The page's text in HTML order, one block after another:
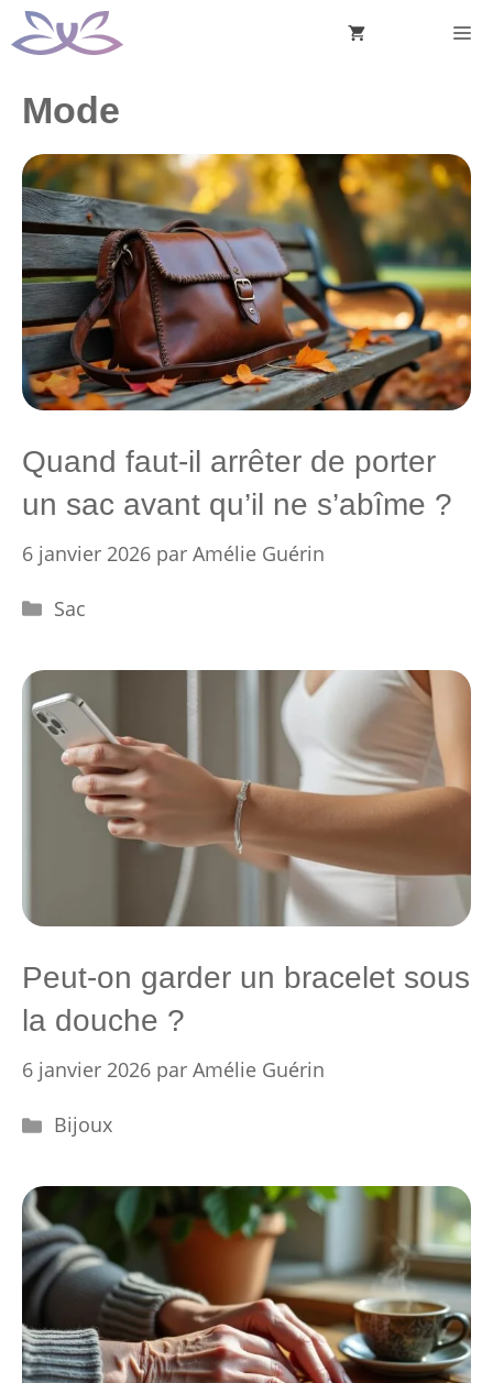
Aller
au
Mode
Quand faut-il arrêter de porter
un sac avant qu’il ne s’abîme ?
6 janvier 2026 par Amélie Guérin
Catégories
Sac
Peut-on garder un bracelet sous
la douche ?
6 janvier 2026 par Amélie Guérin
Catégories
Bijoux